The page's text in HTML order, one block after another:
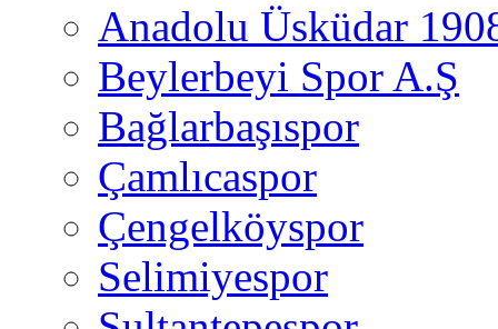
Anadolu Üsküdar
Beylerbeyi Spor A.Ş
Bağlarbaşıspor
Çamlıcaspor
Çengelköyspor
Selimiyespor